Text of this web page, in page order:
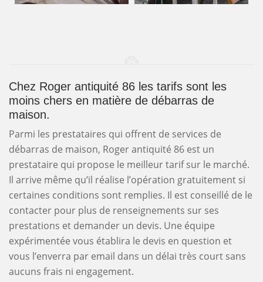
Chez Roger antiquité 86 les tarifs sont les
moins chers en matière de débarras de
maison.
Parmi les prestataires qui offrent de services de
débarras de maison, Roger antiquité 86 est un
prestataire qui propose le meilleur tarif sur le marché.
Il arrive même qu’il réalise l’opération gratuitement si
certaines conditions sont remplies. Il est conseillé de le
contacter pour plus de renseignements sur ses
prestations et demander un devis. Une équipe
expérimentée vous établira le devis en question et
vous l’enverra par email dans un délai très court sans
aucuns frais ni engagement.